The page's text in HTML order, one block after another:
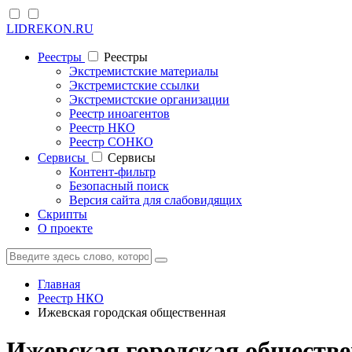
LIDREKON.RU
Реестры
Реестры
Экстремистские материалы
Экстремистские ссылки
Экстремистские организации
Реестр иноагентов
Реестр НКО
Реестр СОНКО
Cервисы
Cервисы
Контент-фильтр
Безопасный поиск
Версия сайта для слабовидящих
Скрипты
О проекте
Главная
Реестр НКО
Ижевская городская общественная